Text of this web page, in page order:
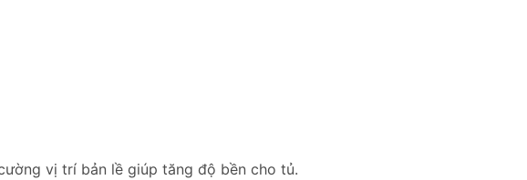
vị trí bản lề giúp tăng độ bền cho tủ.